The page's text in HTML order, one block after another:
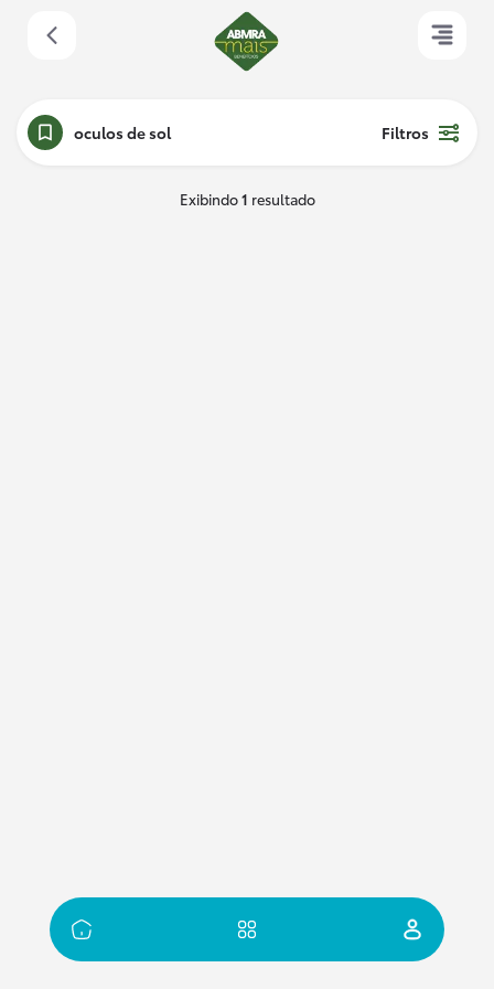
oculos de sol Filtros
Exibindo1 resultado